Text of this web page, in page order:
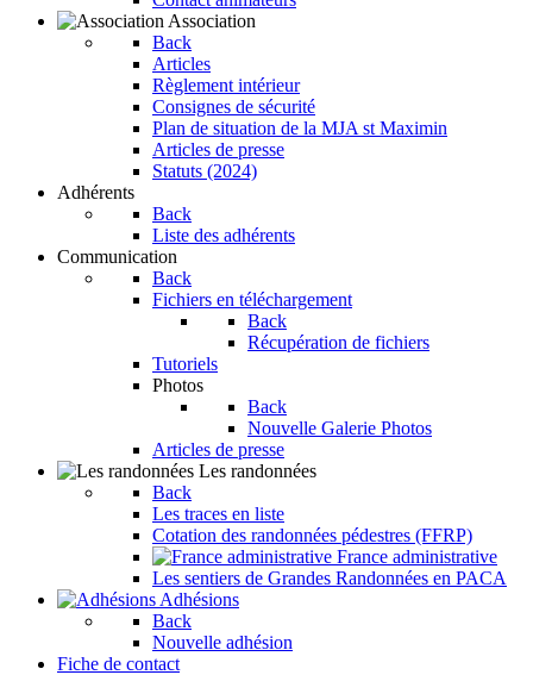
Association
Back
Articles
Règlement intérieur
Consignes de sécurité
Plan de situation de la MJA st Maximin
Articles de presse
Statuts (2024)
Adhérents
Back
Liste des adhérents
Communication
Back
Fichiers en téléchargement
Back
Récupération de fichiers
Tutoriels
Photos
Back
Nouvelle Galerie Photos
Articles de presse
Les randonnées
Back
Les traces en liste
Cotation des randonnées pédestres (FFRP)
France administrative
Les sentiers de Grandes Randonnées en PACA
Adhésions
Back
Nouvelle adhésion
Fiche de contact